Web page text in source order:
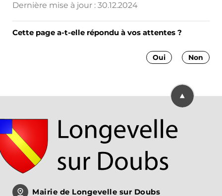
Dernière mise à jour : 30.12.2024
Cette page a-t-elle répondu à vos attentes ?
Non
Oui
Retourner
Mairie de Longevelle sur Doubs